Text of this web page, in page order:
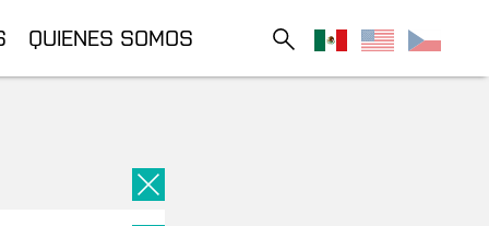
QUIENES SOMOS
Close